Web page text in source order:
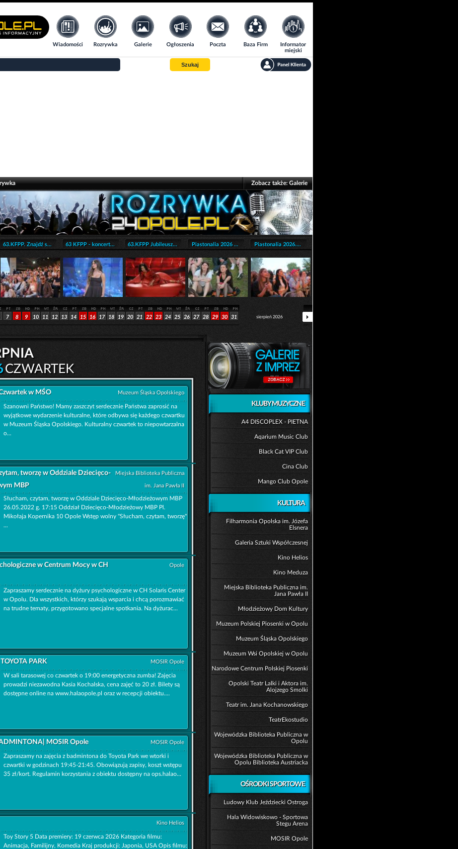
Wiadomości Rozrywka Galerie Ogłoszenia Poczta Baza Firm
Informator
miejski
Szukaj
Zobacz także:Galerie
63.KFPP. Znajdź s... 63 KFPP - koncert... 63.KFPP Jubileusz... Piastonalia 2026 ... Piastonalia 2026....
7 8 9 10 11 12 13 14 15 16 17 18 19 20 21 22 23 24 25 26 27 28 29 30 31 sierpień 2026
CZWARTEK
w MŚO Muzeum Śląska Opolskiego
Szanowni Państwo! Mamy zaszczyt serdecznie Państwa zaprosić na
wyjątkowe wydarzenie kulturalne, które odbywa się każdego czwartku
w Muzeum Śląska Opolskiego. Kulturalny czwartek to niepowtarzalna
o...
tworzę w Oddziale Dziecięco-
MBP
Miejska Biblioteka Publiczna
im. Jana Pawła II
Słucham, czytam, tworzę w Oddziale Dziecięco-Młodzieżowym MBP
26.05.2022 g. 17:15 Oddział Dziecięco-Młodzieżowy MBP Pl.
Mikołaja Kopernika 10 Opole Wstęp wolny "Słucham, czytam, tworzę"
...
w Centrum Mocy w CH
Opole
Zapraszamy serdecznie na dyżury psychologiczne w CH Solaris Center
w Opolu. Dla wszystkich, którzy szukają wsparcia i chcą porozmawiać
na trudne tematy, przygotowano specjalne spotkania. Na dyżurac...
PARK MOSIR Opole
W sali tarasowej co czwartek o 19:00 energetyczna zumba! Zajęcia
prowadzi niezawodna Kasia Kochalska, cena zajęć to 20 zł. Bilety są
dostępne online na www.halaopole.pl oraz w recepcji obiektu....
MOSIR Opole MOSIR Opole
Zapraszamy na zajęcia z badmintona do Toyota Park we wtorki i
czwartki w godzinach 19:45-21:45. Obowiązują zapisy, koszt wstępu
35 zł/kort. Regulamin korzystania z obiektu dostępny na ops.halao...
Kino Helios
Toy Story 5 Data premiery: 19 czerwca 2026 Kategoria filmu:
Animacja, Familijny, Komedia Kraj produkcji: Japonia, USA Opis filmu:
KLUBY MUZYCZNE
A4 DISCOPLEX - PIETNA
Aqarium Music Club
Black Cat VIP Club
Cina Club
Mango Club Opole
KULTURA
Filharmonia Opolska im. Józefa
Elsnera
Galeria Sztuki Współczesnej
Kino Helios
Kino Meduza
Miejska Biblioteka Publiczna im.
Jana Pawła II
Młodzieżowy Dom Kultury
Muzeum Polskiej Piosenki w Opolu
Muzeum Śląska Opolskiego
Muzeum Wsi Opolskiej w Opolu
Narodowe Centrum Polskiej Piosenki
Opolski Teatr Lalki i Aktora im.
Alojzego Smolki
Teatr im. Jana Kochanowskiego
TeatrEkostudio
Wojewódzka Biblioteka Publiczna w
Opolu
Wojewódzka Biblioteka Publiczna w
Opolu Biblioteka Austriacka
OŚRODKI SPORTOWE
Ludowy Klub Jeździecki Ostroga
Hala Widowiskowo - Sportowa
Stegu Arena
MOSIR Opole